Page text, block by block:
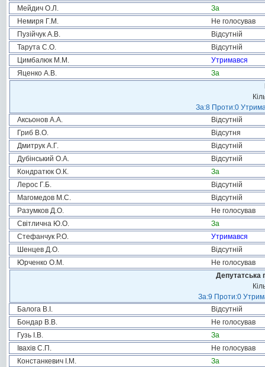
Мейдич О.Л.
За
Немиря Г.М.
Не голосував
Пузійчук А.В.
Відсутній
Тарута С.О.
Відсутній
Цимбалюк М.М.
Утримався
Яценко А.В.
За
За:8 Проти:0
Аксьонов А.А.
Відсутній
Гриб В.О.
Відсутня
Дмитрук А.Г.
Відсутній
Дубінський О.А.
Відсутній
Кондратюк О.К.
За
Лерос Г.Б.
Відсутній
Магомедов М.С.
Відсутній
Разумков Д.О.
Не голосував
Світлична Ю.О.
За
Стефанчук Р.О.
Утримався
Шенцев Д.О.
Відсутній
Юрченко О.М.
Не голосував
Депутатська
За:9 Проти:0
Балога В.І.
Відсутній
Бондар В.В.
Не голосував
Гузь І.В.
За
Івахів С.П.
Не голосував
Констанкевич І.М.
За